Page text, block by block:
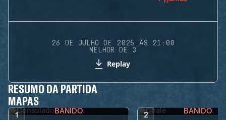
26 DE JULHO DE 2025 ÀS 21:00
MELHOR DE 3
Replay
RESUMO DA PARTIDA
MAPAS
1 BANIDO 2 BANIDO